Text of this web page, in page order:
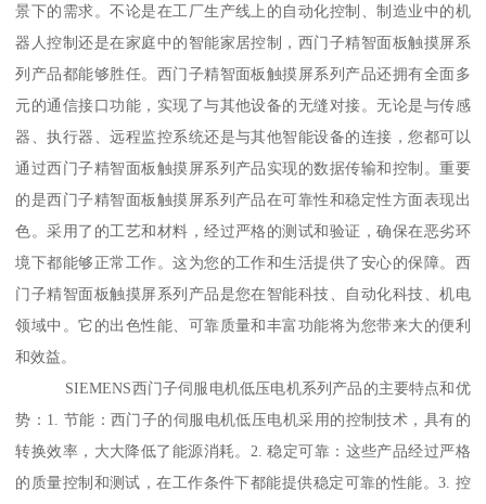
景下的需求。不论是在工厂生产线上的自动化控制、制造业中的机
器人控制还是在家庭中的智能家居控制，西门子精智面板触摸屏系
列产品都能够胜任。西门子精智面板触摸屏系列产品还拥有全面多
元的通信接口功能，实现了与其他设备的无缝对接。无论是与传感
器、执行器、远程监控系统还是与其他智能设备的连接，您都可以
通过西门子精智面板触摸屏系列产品实现的数据传输和控制。重要
的是西门子精智面板触摸屏系列产品在可靠性和稳定性方面表现出
色。采用了的工艺和材料，经过严格的测试和验证，确保在恶劣环
境下都能够正常工作。这为您的工作和生活提供了安心的保障。西
门子精智面板触摸屏系列产品是您在智能科技、自动化科技、机电
领域中。它的出色性能、可靠质量和丰富功能将为您带来大的便利
和效益。
SIEMENS西门子伺服电机低压电机系列产品的主要特点和优
势：1. 节能：西门子的伺服电机低压电机采用的控制技术，具有的
转换效率，大大降低了能源消耗。2. 稳定可靠：这些产品经过严格
的质量控制和测试，在工作条件下都能提供稳定可靠的性能。3. 控